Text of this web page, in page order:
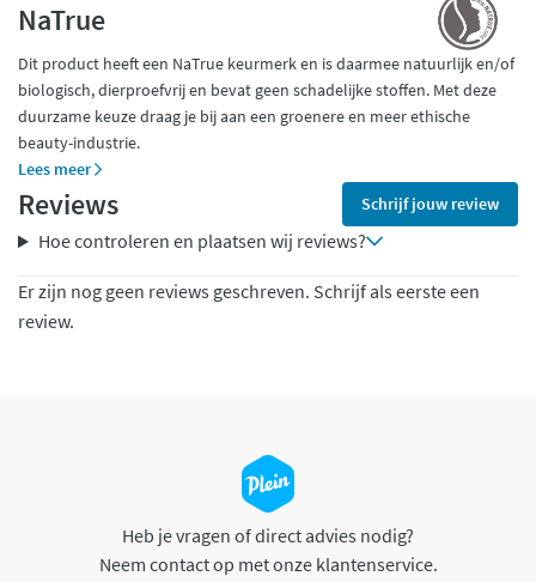
NaTrue
Dit product heeft een NaTrue keurmerk en is daarmee natuurlijk en/of
biologisch, dierproefvrij en bevat geen schadelijke stoffen. Met deze
duurzame keuze draag je bij aan een groenere en meer ethische
beauty-industrie.
Lees meer
Reviews Schrijf jouw review
Hoe controleren en plaatsen wij reviews?
Er zijn nog geen reviews geschreven. Schrijf als eerste een
review.
Heb je vragen of direct advies nodig?
Neem contact op met onze klantenservice.